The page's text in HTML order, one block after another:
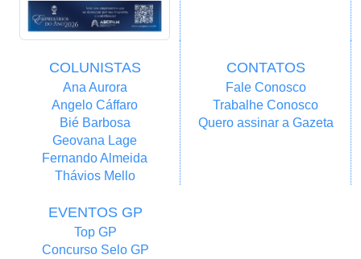
COLUNISTAS
Ana Aurora
Angelo Cáffaro
Bié Barbosa
Geovana Lage
Fernando Almeida
Thávios Mello
CONTATOS
Fale Conosco
Trabalhe Conosco
Quero assinar a Gazeta
EVENTOS GP
Top GP
Concurso Selo GP